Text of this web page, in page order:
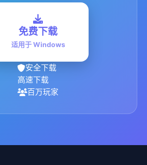
免费下载
适用于 Windows
安全下载
高速下载
百万玩家